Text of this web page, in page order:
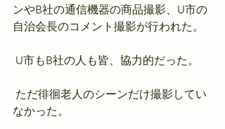
ンやB社の通信機器の商品撮影、U市の
自治会長のコメント撮影が行われた。
U市もB社の人も皆、協力的だった。
なかった。